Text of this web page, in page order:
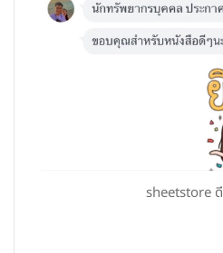
sheetstore